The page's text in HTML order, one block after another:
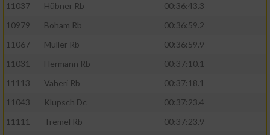
11037
Hübner Rb
00:36:43.3
10979
Boham Rb
00:36:59.2
11067
Müller Rb
00:36:59.9
11031
Hermann Rb
00:37:10.1
11113
Vaheri Rb
00:37:18.1
11043
Klupsch Dc
00:37:23.4
11111
Tremel Rb
00:37:23.9